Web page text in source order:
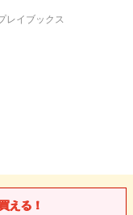
レイブックス
える！